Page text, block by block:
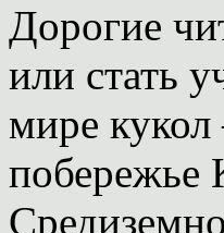
Дорогие
или стать
мире кукол
побережье